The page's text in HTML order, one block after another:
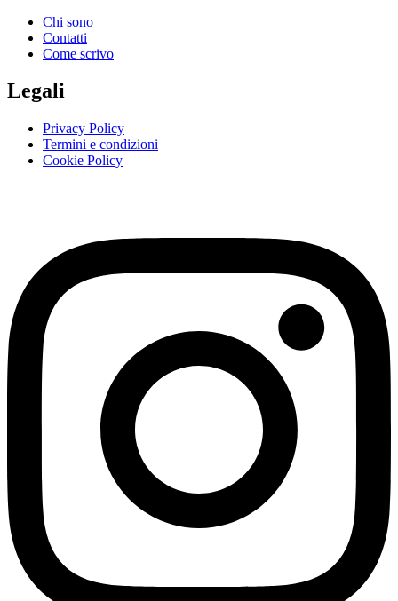
Chi sono
Contatti
Come scrivo
Legali
Privacy Policy
Termini e condizioni
Cookie Policy